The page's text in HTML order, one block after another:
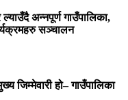
अन्नपूर्ण गाउँपालिका,
सञ्चालन
जिम्मेवारी हो– गाउँपालिका